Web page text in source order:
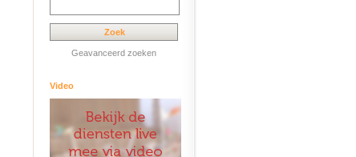
Geavanceerd zoeken
Video